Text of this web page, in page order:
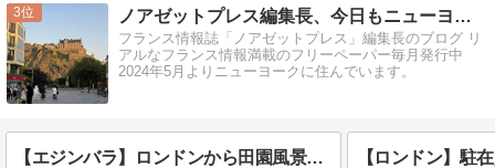
3 ノアゼットプレス編集長、今日もニューヨークで困ってます！
フランス情報誌「ノアゼットプレス」編集長のブログ リ
アルなフランス情報満載のフリーペーパー毎月発行中
2024年5月よりニューヨークに住んでいます。
【エジンバラ】ロンドンから田園風景を眺めながら電車旅